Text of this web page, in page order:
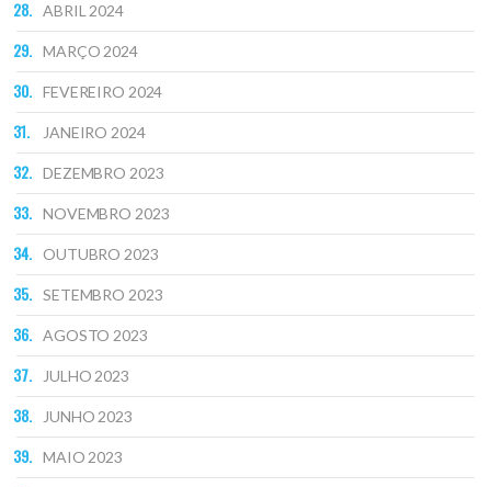
ABRIL 2024
MARÇO 2024
FEVEREIRO 2024
JANEIRO 2024
DEZEMBRO 2023
NOVEMBRO 2023
OUTUBRO 2023
SETEMBRO 2023
AGOSTO 2023
JULHO 2023
JUNHO 2023
MAIO 2023